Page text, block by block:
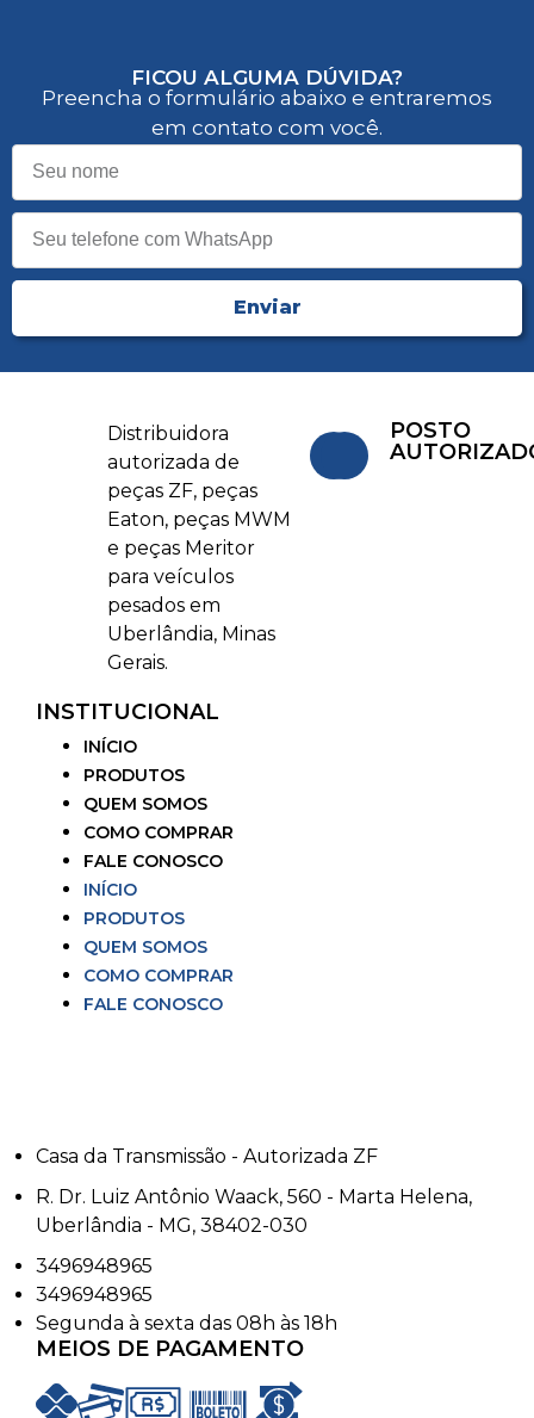
FICOU ALGUMA DÚVIDA?
Preencha o formulário abaixo e entraremos
em contato com você.
Enviar
Distribuidora
autorizada de
peças ZF, peças
Eaton, peças MWM
e peças Meritor
para veículos
pesados em
Uberlândia, Minas
Gerais.
POSTO
INSTITUCIONAL
INÍCIO
PRODUTOS
QUEM SOMOS
COMO COMPRAR
FALE CONOSCO
INÍCIO
PRODUTOS
QUEM SOMOS
COMO COMPRAR
FALE CONOSCO
Casa da Transmissão - Autorizada ZF
R. Dr. Luiz Antônio Waack, 560 - Marta Helena,
Uberlândia - MG, 38402-030
3496948965
3496948965
Segunda à sexta das 08h às 18h
MEIOS DE PAGAMENTO